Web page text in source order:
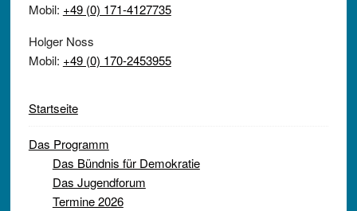
Mobil: +49 (0) 171-4127735
Holger Noss
Mobil: +49 (0) 170-2453955
Startseite
Das Programm
Das Bündnis für Demokratie
Das Jugendforum
Termine 2026